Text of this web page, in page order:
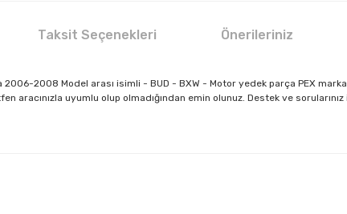
Taksit Seçenekleri Önerileriniz
2006-2008 Model arası isimli - BUD - BXW - Motor yedek parça PEX
aracınızla uyumlu olup olmadığından emin olunuz. Destek ve